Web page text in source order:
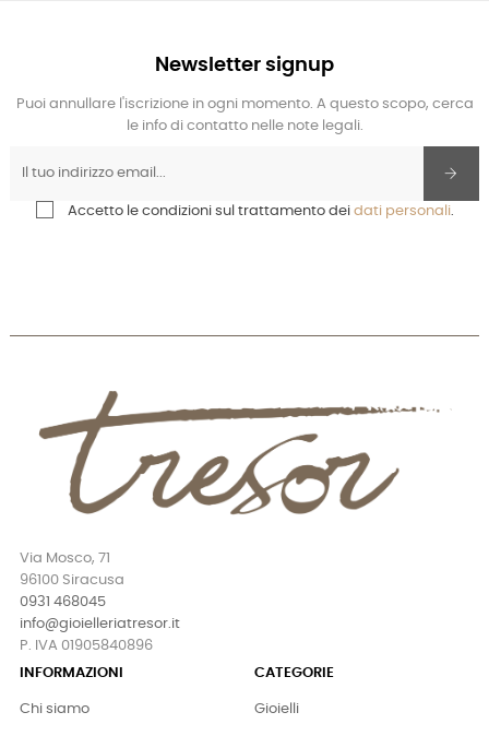
Newsletter signup
Puoi annullare l'iscrizione in ogni momento. A questo scopo, cerca
le info di contatto nelle note legali.
Accetto le condizioni sul trattamento dei dati personali.
Via Mosco, 71
96100 Siracusa
0931 468045
info@gioielleriatresor.it
P. IVA 01905840896
INFORMAZIONI
Chi siamo
CATEGORIE
Gioielli